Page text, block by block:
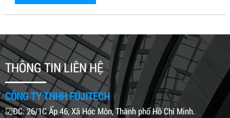
THÔNG TIN LIÊN HỆ
CÔNG TY TNHH FUJITECH
☑ĐC: 26/1C Ấp 46, Xã Hóc Môn, Thành phố Hồ Chí Minh.